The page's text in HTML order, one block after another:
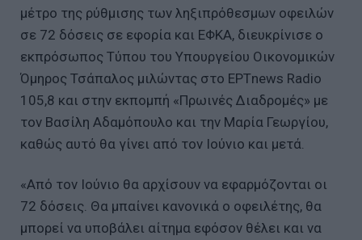
μέτρο της ρύθμισης των ληξιπρόθεσμων οφειλών
σε 72 δόσεις σε εφορία και ΕΦΚΑ, διευκρίνισε ο
εκπρόσωπος Τύπου του Υπουργείου Οικονομικών
Όμηρος Τσάπαλος μιλώντας στο ΕΡΤnews Radio
105,8 και στην εκπομπή «Πρωινές Διαδρομές» με
τον Βασίλη Αδαμόπουλο και την Μαρία Γεωργίου,
καθώς αυτό θα γίνει από τον Ιούνιο και μετά.
«Από τον Ιούνιο θα αρχίσουν να εφαρμόζονται οι
72 δόσεις. Θα μπαίνει κανονικά ο οφειλέτης, θα
μπορεί να υποβάλει αίτημα εφόσον θέλει και να